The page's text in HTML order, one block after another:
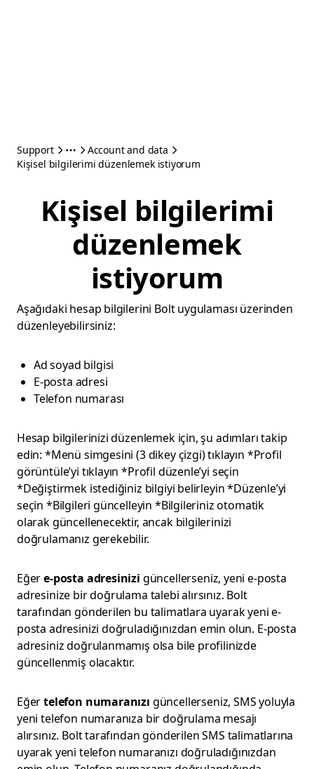
Support
Account and data
Kişisel bilgilerimi düzenlemek istiyorum
Kişisel bilgilerimi
düzenlemek
istiyorum
Aşağıdaki hesap bilgilerini Bolt uygulaması üzerinden
düzenleyebilirsiniz:
Ad soyad bilgisi
E-posta adresi
Telefon numarası
Hesap bilgilerinizi düzenlemek için, şu adımları takip
edin: *Menü simgesini (3 dikey çizgi) tıklayın *Profil
görüntüle’yi tıklayın *Profil düzenle’yi seçin
*Değiştirmek istediğiniz bilgiyi belirleyin *Düzenle’yi
seçin *Bilgileri güncelleyin *Bilgileriniz otomatik
olarak güncellenecektir, ancak bilgilerinizi
doğrulamanız gerekebilir.
Eğere-posta adresinizi güncellerseniz, yeni e-posta
adresinize bir doğrulama talebi alırsınız. Bolt
tarafından gönderilen bu talimatlara uyarak yeni e-
posta adresinizi doğruladığınızdan emin olun. E-posta
adresiniz doğrulanmamış olsa bile profilinizde
güncellenmiş olacaktır.
Eğertelefon numaranızı güncellerseniz, SMS yoluyla
yeni telefon numaranıza bir doğrulama mesajı
alırsınız. Bolt tarafından gönderilen SMS talimatlarına
uyarak yeni telefon numaranızı doğruladığınızdan